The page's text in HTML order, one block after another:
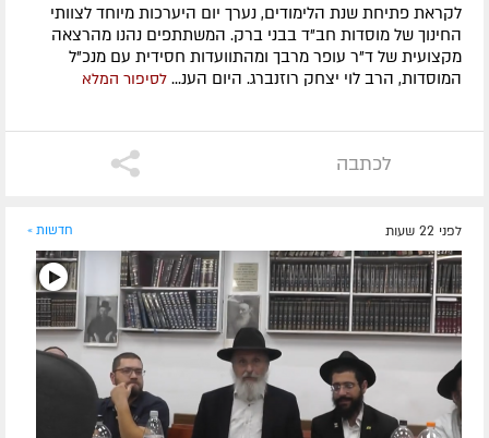
לקראת פתיחת שנת הלימודים, נערך יום היערכות מיוחד לצוותי
החינוך של מוסדות חב"ד בבני ברק. המשתתפים נהנו מהרצאה
מקצועית של ד"ר עופר מרבך ומהתוועדות חסידית עם מנכ"ל
המוסדות, הרב לוי יצחק רוזנברג. היום הענ... לסיפור המלא
לכתבה
לפני 22 שעות חדשות »